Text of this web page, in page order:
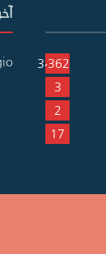
3٬362
3
2
17